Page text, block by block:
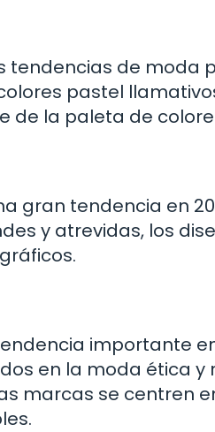
de moda
pastel
de la paleta de
gran tendencia en
y atrevidas, los
importante en
en la moda ética y
marcas se centren